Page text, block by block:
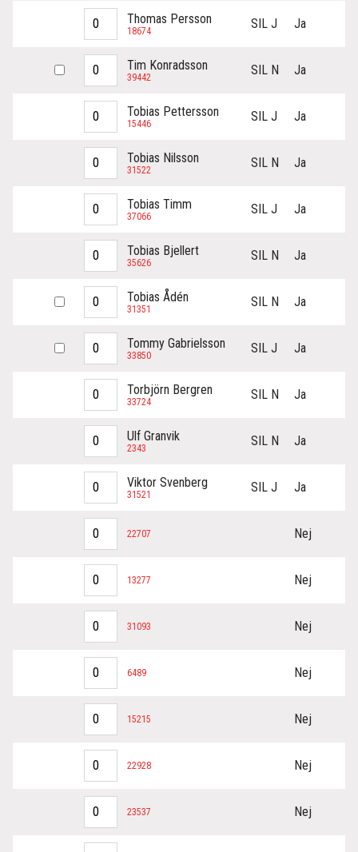
Thomas Persson
18674 SIL J Ja
Tim Konradsson
39442 SIL N Ja
Tobias Pettersson
15446 SIL J Ja
Tobias Nilsson
31522 SIL N Ja
Tobias Timm
37066 SIL J Ja
Tobias Bjellert
35626 SIL N Ja
Tobias Ådén
31351 SIL N Ja
Tommy Gabrielsson
33850 SIL J Ja
Torbjörn Bergren
33724 SIL N Ja
Ulf Granvik
2343 SIL N Ja
Viktor Svenberg
31521 SIL J Ja
22707 Nej
13277 Nej
31093 Nej
6489 Nej
15215 Nej
22928 Nej
23537 Nej